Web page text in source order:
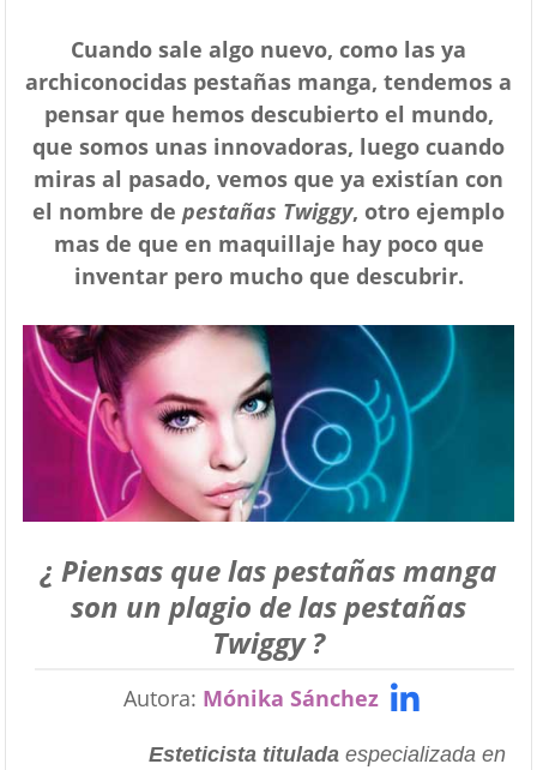
Cuando sale algo nuevo, como las ya
archiconocidas pestañas manga, tendemos a
pensar que hemos descubierto el mundo,
que somos unas innovadoras, luego cuando
miras al pasado, vemos que ya existían con
el nombre de pestañas Twiggy, otro ejemplo
mas de que en maquillaje hay poco que
inventar pero mucho que descubrir.
¿ Piensas que las pestañas manga
son un plagio de las pestañas
Twiggy ?
Autora: Mónika Sánchez
Esteticista tituladaespecializada en